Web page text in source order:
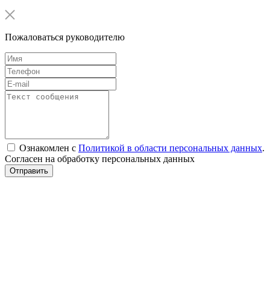
Пожаловаться руководителю
Ознакомлен с Политикой в области персональных данных.
Согласен на обработку персональных данных
Отправить